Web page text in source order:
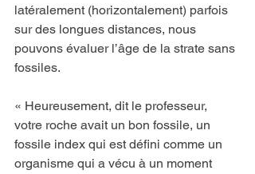
latéralement (horizontalement) parfois
sur des longues distances, nous
pouvons évaluer l’âge de la strate sans
fossiles.
« Heureusement, dit le professeur,
votre roche avait un bon fossile, un
fossile index qui est défini comme un
organisme qui a vécu à un moment